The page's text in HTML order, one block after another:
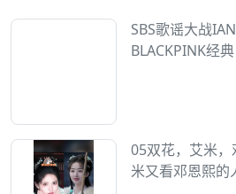
SBS歌谣大战
BLACKPINK经典
05双花，艾米
米又看邓恩熙的